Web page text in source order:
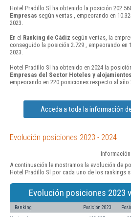
Hotel Pradillo Sl ha obtenido la posición
Empresas según ventas , empeorando en
2023.
En el Ranking de Cádiz según ventas, la
conseguido la posición 2.729 , empeorando en
2023.
Hotel Pradillo Sl ha obtenido en 2024 la
Empresas del Sector Hoteles y
empeorando en 220 posiciones respecto al año
Acceda a toda la información
Evolución posiciones 2023 - 2024
A continuación le mostramos la evolución de
Hotel Pradillo Sl por cada uno de los rankings
Evolución posiciones 2023
Ranking Posición 2023